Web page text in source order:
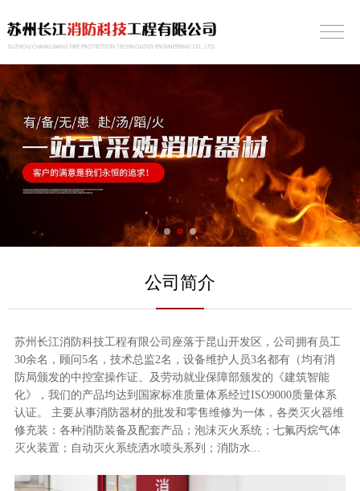
公司简介
苏州长江消防科技工程有限公司座落于昆山开发区，公司拥有员工
30余名，顾问5名，技术总监2名，设备维护人员3名都有（均有消
防局颁发的中控室操作证、及劳动就业保障部颁发的《建筑智能
化》，我们的产品均达到国家标准质量体系经过ISO9000质量体系
认证。 主要从事消防器材的批发和零售维修为一体，各类灭火器维
修充装：各种消防装备及配套产品；泡沫灭火系统；七氟丙烷气体
灭火装置；自动灭火系统洒水喷头系列；消防水...